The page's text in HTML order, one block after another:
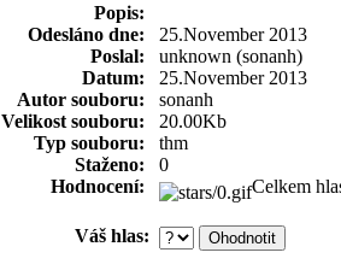
Popis:
Odesláno dne:
25.November 2013
Poslal:
unknown (sonanh)
Datum:
25.November 2013
Autor souboru:
sonanh
Velikost souboru:
20.00Kb
Typ souboru:
thm
Staženo:
0
Hodnocení:
Celkem
Váš hlas: